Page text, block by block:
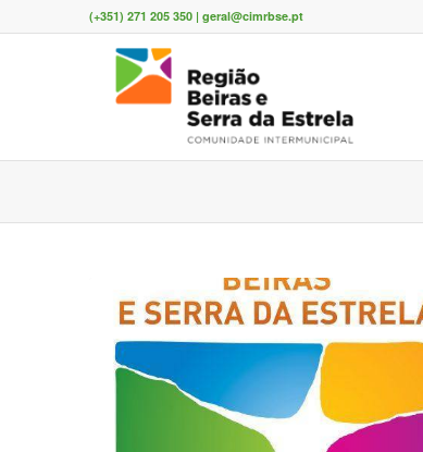
(+351) 271 205 350 | geral@cimrbse.pt